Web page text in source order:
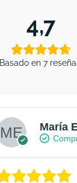
4,7
Basado en 7
María